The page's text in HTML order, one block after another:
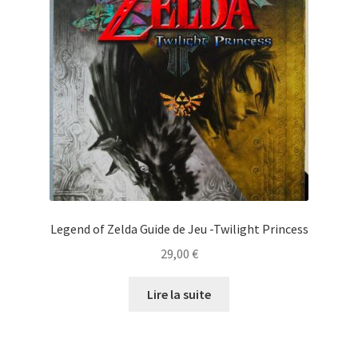
Legend of Zelda Guide de Jeu -Twilight Princess
29,00 €
Lire la suite